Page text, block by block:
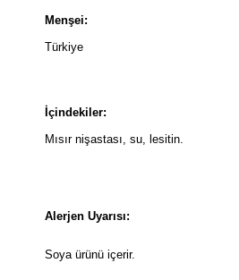
Menşei:
Türkiye
İçindekiler:
Mısır nişastası, su, lesitin.
Alerjen Uyarısı:
Soya ürünü içerir.